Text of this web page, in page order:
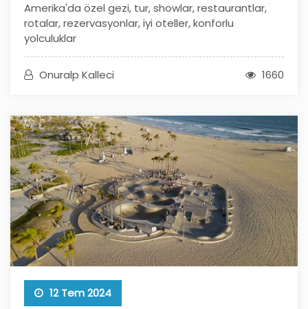
Amerika'da özel gezi, tur, showlar, restaurantlar,
rotalar, rezervasyonlar, iyi oteller, konforlu
yolculuklar
Onuralp Kalleci 1660
12 Tem 2024